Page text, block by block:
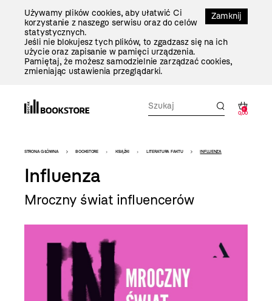
Zamknij
Używamy plików cookies, aby ułatwić Ci
korzystanie z naszego serwisu oraz do celów
statystycznych.
Jeśli nie blokujesz tych plików, to zgadzasz się na ich
użycie oraz zapisanie w pamięci urządzenia.
Pamiętaj, że możesz samodzielnie zarządzać cookies,
zmieniając ustawienia przeglądarki.
0
0,00
Bookstore
-
szablon
szczegóły
STRONA GŁÓWNA BOOKSTORE KSIĄŻKI LITERATURA FAKTU INFLUENZA
Influenza
Mroczny świat influencerów